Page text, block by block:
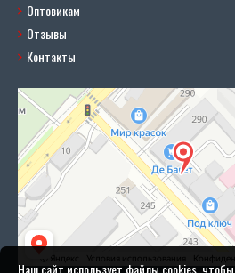
Оптовикам
Отзывы
Контакты
Наш сайт использует файлы cookies,